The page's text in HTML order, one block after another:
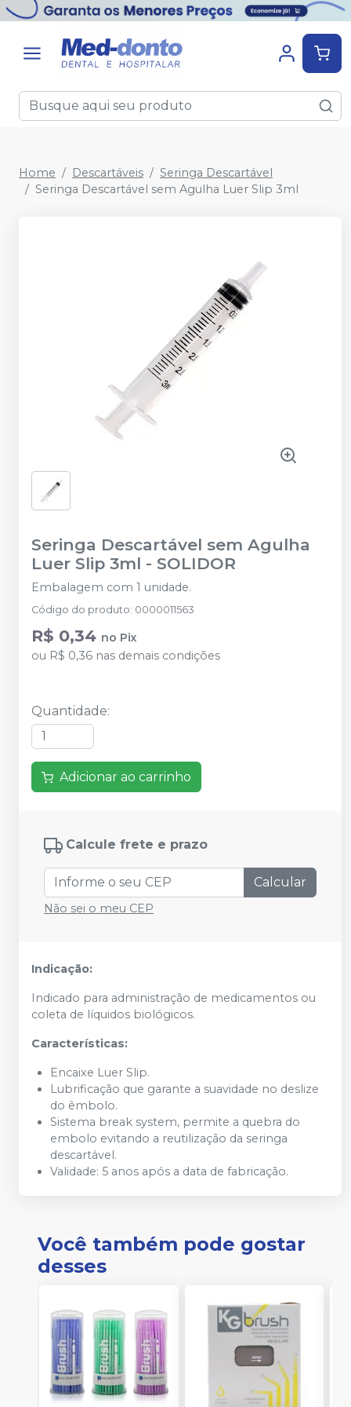
Home Descartáveis
Seringa Descartável
Seringa Descartável sem Agulha Luer Slip 3ml
Seringa Descartável sem Agulha
Luer Slip 3ml - SOLIDOR
Embalagem com 1 unidade.
Código do produto: 0000011563
R$ 0,34 no Pix
ou R$ 0,36 nas demais condições
Quantidade:
Adicionar ao carrinho
Calcule frete e prazo
Calcular
Não sei o meu CEP
Indicação:
Indicado para administração de medicamentos ou
coleta de líquidos biológicos.
Características:
Encaixe Luer Slip.
Lubrificação que garante a suavidade no deslize
do êmbolo.
Sistema break system, permite a quebra do
embolo evitando a reutilização da seringa
descartável.
Validade: 5 anos após a data de fabricação.
Você também pode gostar
desses